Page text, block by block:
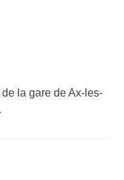
la gare de Ax-les-